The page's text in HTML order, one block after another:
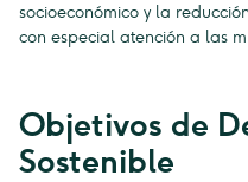
socioeconómico y la
con especial atención a las
Objetivos de
Sostenible